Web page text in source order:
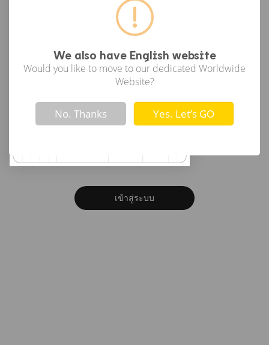
We also have English website
Would you like to move to our dedicated Worldwide
Website?
! Not valid!
No. Thanks Yes. Let’s GO
เข้าสู่ระบบด้วย Google
or
รหัสผ่าน